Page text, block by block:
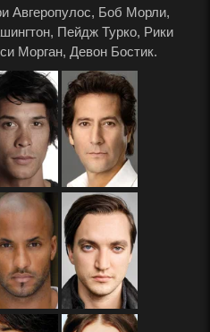
Авгеропулос, Боб Морли,
Пейдж Турко, Рики
Морган, Девон Бостик.